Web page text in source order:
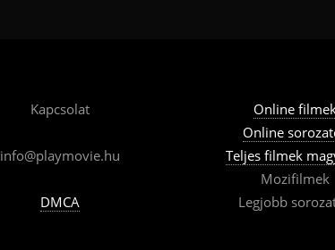
Kapcsolat
info@playmovie.hu
DMCA
Online
Online
Teljes filmek
Mozifilmek
Legjobb